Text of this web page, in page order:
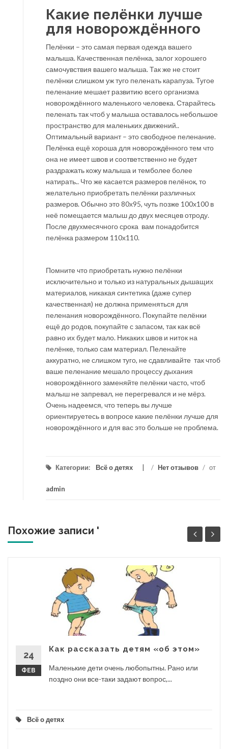
Какие пелёнки лучше
для новорождённого
Пелёнки – это самая первая одежда вашего
малыша. Качественная пелёнка, залог хорошего
самочувствия вашего малыша. Так же не стоит
пелёнки слишком уж туго пеленать карапуза. Тугое
пеленание мешает развитию всего организма
новорождённого маленького человека. Старайтесь
пеленать так чтоб у малыша оставалось небольшое
пространство для маленьких движений..
Оптимальный вариант – это свободное пеленание.
Пелёнка ещё хороша для новорождённого тем что
она не имеет швов и соответственно не будет
раздражать кожу малыша и темболее более
натирать.. Что же касается размеров пелёнок, то
желательно приобретать пелёнки различных
размеров. Обычно это 80х95, чуть позже 100х100 в
неё помещается малыш до двух месяцев отроду.
После двухмесячного срока вам понадобится
пелёнка размером 110х110.
Помните что приобретать нужно пелёнки
исключительно и только из натуральных дышащих
материалов, никакая синтетика (даже супер
качественная) не должна применяться для
пеленания новорождённого. Покупайте пелёнки
ещё до родов, покупайте с запасом, так как всё
равно их будет мало. Никаких швов и ниток на
пелёнке, только сам материал. Пеленайте
аккуратно, не слишком туго, не сдавливайте так чтоб
ваше пеленание мешало процессу дыхания
новорождённого заменяйте пелёнки часто, чтоб
малыш не запревал, не перегревался и не мёрз.
Очень надеемся, что теперь вы лучше
ориентируетесь в вопросе какие пелёнки лучше для
новорождённого и для вас это больше не проблема.
Категории: Всё о детях / Нет отзывов / от
admin
Похожие записи '
24
ФЕВ
Как рассказать детям «об этом»
Маленькие дети очень любопытны. Рано или
поздно они все-таки задают вопрос,...
Всё о детях